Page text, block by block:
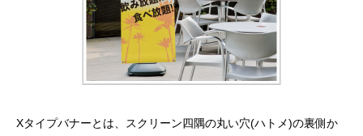
Xタイプバナーとは、スクリーン四隅の丸い穴(ハトメ)の裏側か